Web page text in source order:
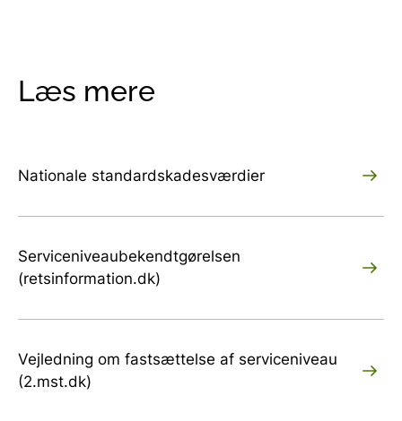
Læs mere
Nationale standardskadesværdier
Serviceniveaubekendtgørelsen
(retsinformation.dk)
Vejledning om fastsættelse af serviceniveau
(2.mst.dk)